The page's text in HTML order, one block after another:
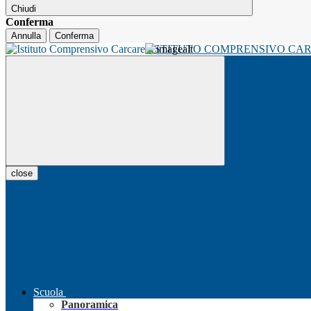
Chiudi
Conferma
Annulla Conferma
ISTITUTO COMPRENSIVO
close
Scuola
Panoramica